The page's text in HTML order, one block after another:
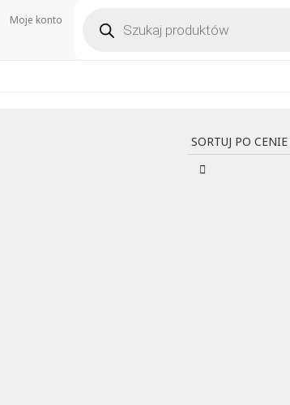
Moje konto produktów